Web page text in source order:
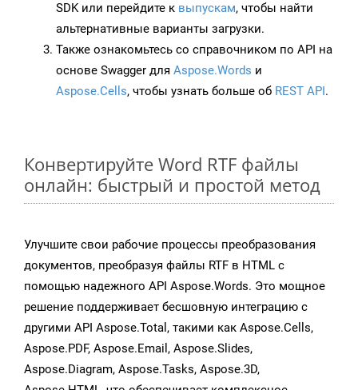
SDK или перейдите к выпускам, чтобы найти
альтернативные варианты загрузки.
Также ознакомьтесь со справочником по API на
основе Swagger для Aspose.Words и
Aspose.Cells, чтобы узнать больше об REST API.
Конвертируйте Word RTF файлы
онлайн: быстрый и простой метод
Улучшите свои рабочие процессы преобразования
документов, преобразуя файлы RTF в HTML с
помощью надежного API Aspose.Words. Это мощное
решение поддерживает бесшовную интеграцию с
другими API Aspose.Total, такими как Aspose.Cells,
Aspose.PDF, Aspose.Email, Aspose.Slides,
Aspose.Diagram, Aspose.Tasks, Aspose.3D,